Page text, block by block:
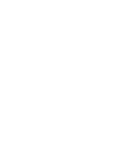
スティブナイト(輝安鉱